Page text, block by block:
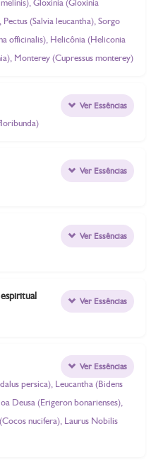
Gloxinia (Gloxinia
(Salvia leucantha), Sorgo
officinalis), Helicônia (Heliconia
Monterey (Cupressus monterey)
Ver Essências
Ver Essências
Ver Essências
Ver Essências
persica), Leucantha (Bidens
Deusa (Erigeron bonarienses),
nucifera), Laurus Nobilis
Ver Essências